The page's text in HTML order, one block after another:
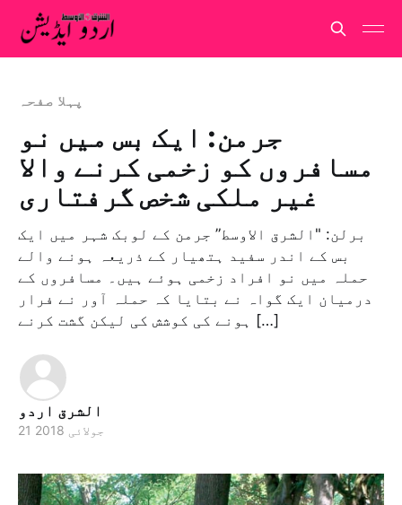
پہلا صفحہ
جرمن: ایک بس میں نو
مسافروں کو زخمی کرنے والا
غیر ملکی شخص گرفتاری
برلن: "الشرق الاوسط” جرمن کے لوبک شہر میں ایک
بس کے اندر سفید ہتھیار کے ذریعہ ہونے والے
حملہ میں نو افراد زخمی ہوئے ہیں۔ مسافروں کے
درمیان ایک گواہ نے بتایا کہ حملہ آور نے فرار
ہونے کی کوشش کی لیکن گشت کرنے […]
الشرق اردو
21 جولائی 2018